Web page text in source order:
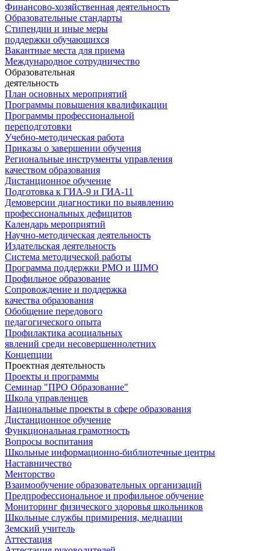
Финансово-хозяйственная деятельность
Образовательные стандарты
Стипендии и иные меры
поддержки обучающихся
Вакантные места для приема
Международное сотрудничество
Образовательная
деятельность
План основных мероприятий
Программы повышения квалификации
Программы профессиональной
переподготовки
Учебно-методическая работа
Приказы о завершении обучения
Региональные инструменты управления
качеством образования
Дистанционное обучение
Подготовка к ГИА-9 и ГИА-11
Демоверсии диагностики по выявлению
профессиональных дефицитов
Календарь мероприятий
Научно-методическая деятельность
Издательская деятельность
Система методической работы
Программа поддержки РМО и ШМО
Профильное образование
Сопровождение и поддержка
качества образования
Обобщение передового
педагогического опыта
Профилактика асоциальных
явлений среди несовершеннолетних
Концепции
Проектная деятельность
Проекты и программы
Семинар "ПРО Образование"
Школа управленцев
Национальные проекты в сфере образования
Дистанционное обучение
Функциональная грамотность
Вопросы воспитания
Школьные информационно-библиотечные центры
Наставничество
Менторство
Взаимообучение образовательных организаций
Предпрофессиональное и профильное обучение
Мониторинг физического здоровья школьников
Школьные службы примирения, медиации
Земский учитель
Аттестация